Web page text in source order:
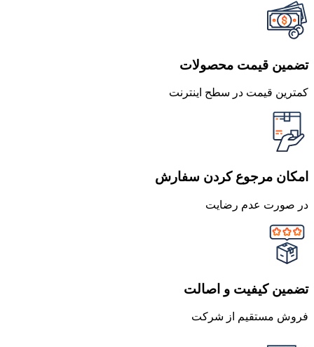
تضمین قیمت محصولات
کمترین قیمت در سطح اینترنت
امکان مرجوع کردن سفارش
در صورت عدم رضایت
تضمین کیفیت و اصالت
فروش مستقیم از شرکت